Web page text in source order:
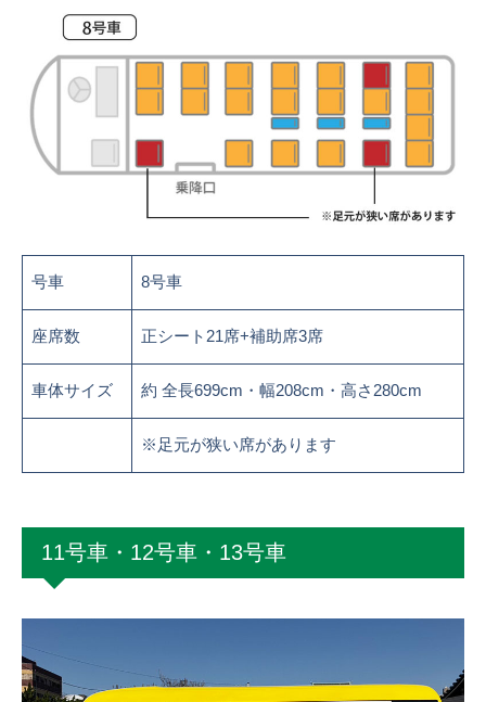
号車 8号車
座席数 正シート21席+補助席3席
車体サイズ 約 全長699cm・幅208cm・高さ280cm
※足元が狭い席があります
11号車・12号車・13号車